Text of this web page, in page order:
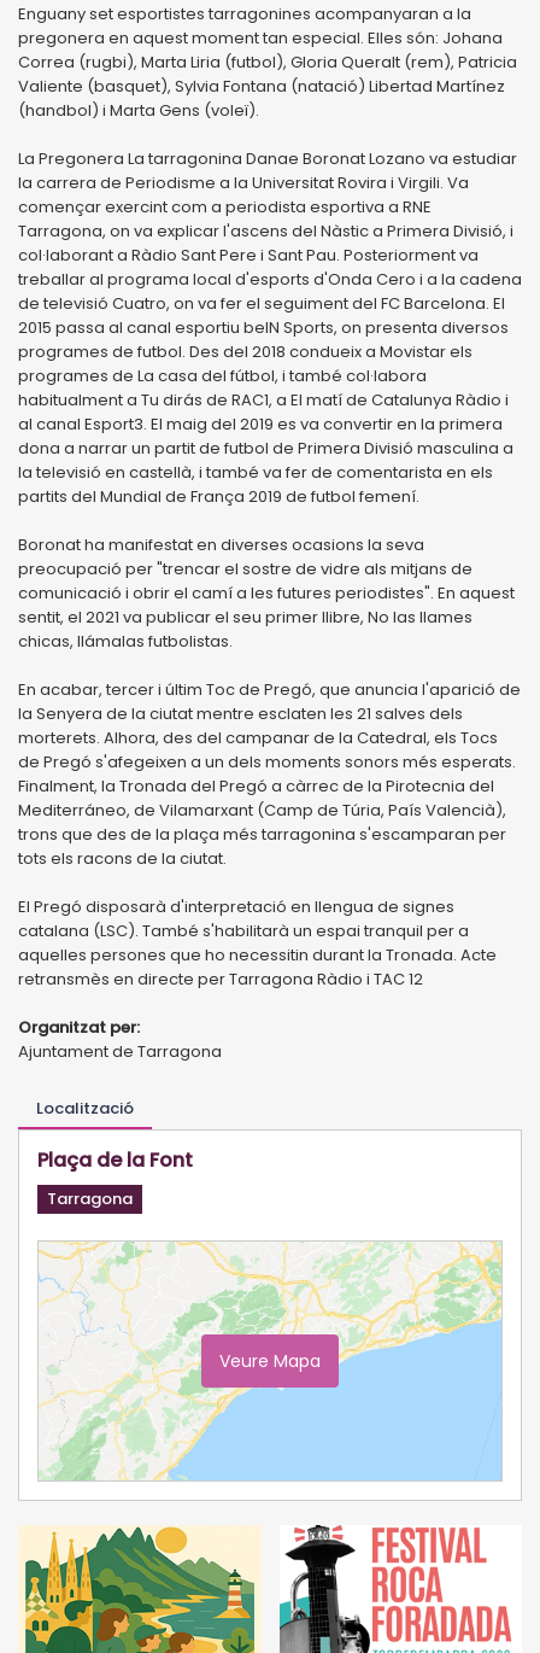
Enguany set esportistes tarragonines acompanyaran a la
pregonera en aquest moment tan especial. Elles són: Johana
Correa (rugbi), Marta Liria (futbol), Gloria Queralt (rem), Patricia
Valiente (basquet), Sylvia Fontana (natació) Libertad Martínez
(handbol) i Marta Gens (voleï).
La Pregonera La tarragonina Danae Boronat Lozano va estudiar
la carrera de Periodisme a la Universitat Rovira i Virgili. Va
començar exercint com a periodista esportiva a RNE
Tarragona, on va explicar l'ascens del Nàstic a Primera Divisió, i
col·laborant a Ràdio Sant Pere i Sant Pau. Posteriorment va
treballar al programa local d'esports d'Onda Cero i a la cadena
de televisió Cuatro, on va fer el seguiment del FC Barcelona. El
2015 passa al canal esportiu beIN Sports, on presenta diversos
programes de futbol. Des del 2018 condueix a Movistar els
programes de La casa del fútbol, i també col·labora
habitualment a Tu dirás de RAC1, a El matí de Catalunya Ràdio i
al canal Esport3. El maig del 2019 es va convertir en la primera
dona a narrar un partit de futbol de Primera Divisió masculina a
la televisió en castellà, i també va fer de comentarista en els
partits del Mundial de França 2019 de futbol femení.
Boronat ha manifestat en diverses ocasions la seva
preocupació per "trencar el sostre de vidre als mitjans de
comunicació i obrir el camí a les futures periodistes". En aquest
sentit, el 2021 va publicar el seu primer llibre, No las llames
chicas, llámalas futbolistas.
En acabar, tercer i últim Toc de Pregó, que anuncia l'aparició de
la Senyera de la ciutat mentre esclaten les 21 salves dels
morterets. Alhora, des del campanar de la Catedral, els Tocs
de Pregó s'afegeixen a un dels moments sonors més esperats.
Finalment, la Tronada del Pregó a càrrec de la Pirotecnia del
Mediterráneo, de Vilamarxant (Camp de Túria, País Valencià),
trons que des de la plaça més tarragonina s'escamparan per
tots els racons de la ciutat.
El Pregó disposarà d'interpretació en llengua de signes
catalana (LSC). També s'habilitarà un espai tranquil per a
aquelles persones que ho necessitin durant la Tronada. Acte
retransmès en directe per Tarragona Ràdio i TAC 12
Organitzat per:
Ajuntament de Tarragona
Localització
Plaça de la Font
Tarragona
Veure Mapa